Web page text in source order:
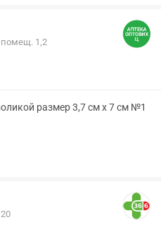
помещ. 1,2
размер 3,7 см х 7 см №1